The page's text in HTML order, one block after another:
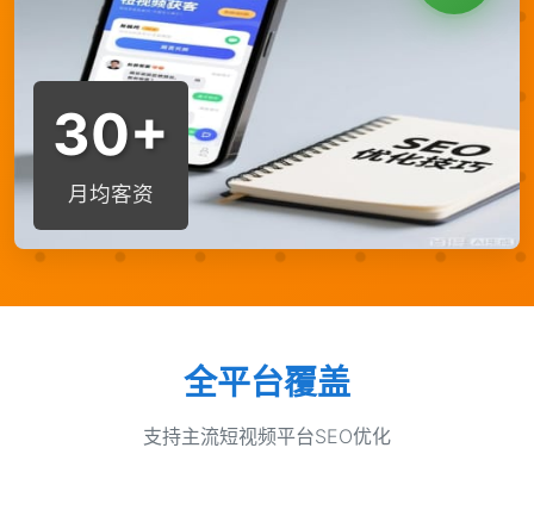
30+
月均客资
全平台覆盖
支持主流短视频平台SEO优化